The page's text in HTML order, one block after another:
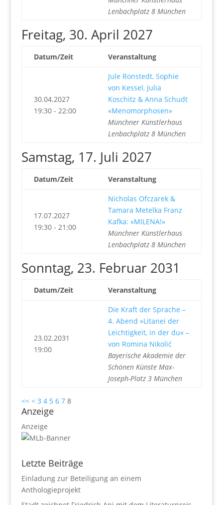
Lenbachplatz 8 München
Freitag, 30. April 2027
Datum/Zeit Veranstaltung
30.04.2027
19:30 - 22:00
Jule Ronstedt, Sophie
von Kessel, Julia
Koschitz & Anna Schudt
«Menomorphosen»
Münchner Künstlerhaus
Lenbachplatz 8 München
Samstag, 17. Juli 2027
Datum/Zeit Veranstaltung
17.07.2027
19:30 - 21:00
Nicholas Ofczarek &
Tamara Metelka Franz
Kafka: «MILENA!»
Münchner Künstlerhaus
Lenbachplatz 8 München
Sonntag, 23. Februar 2031
Datum/Zeit Veranstaltung
23.02.2031
19:00
Die Kraft der Sprache –
4. Abend »Litanei der
Leichtigkeit, in der du« –
von Romina Nikolić
Bayerische Akademie der
Schönen Künste Max-
Joseph-Platz 3 München
<< < 3 4 5 6 7 8
Anzeige
Anzeige
Letzte Beiträge
Einladung zur Beteiligung an einem
Anthologieprojekt